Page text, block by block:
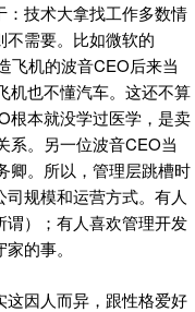
技术大拿找工作多数情
需要。比如微软的
飞机的波音CEO后来当
机也不懂汽车。这还不算
根本就没学过医学，是卖
系。另一位波音CEO当
卿。所以，管理层跳槽时
规模和运营方式。有人
）；有人喜欢管理开发
的事。
因人而异，跟性格爱好